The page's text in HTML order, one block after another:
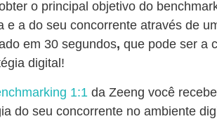
o principal objetivo do
e a do seu concorrente através de
em 30 segundos, que pode ser a
digital!
1:1 da Zeeng você
do seu concorrente no ambiente